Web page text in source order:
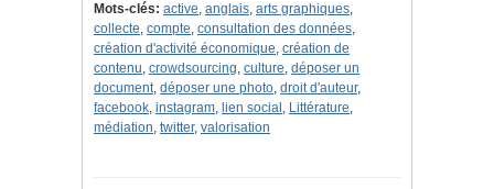
Mots-clés: active, anglais, arts graphiques,
collecte, compte, consultation des données,
création d'activité économique, création de
contenu, crowdsourcing, culture, déposer un
document, déposer une photo, droit d'auteur,
facebook, instagram, lien social , Littérature,
médiation, twitter, valorisation